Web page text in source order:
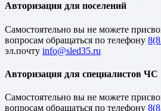
Авторизация для поселений
Cамостоятельно вы не можете
вопросам обращаться по телефону
эл.почту
Авторизация для специалистов ЧС
Cамостоятельно вы не можете
вопросам обращаться по телефону